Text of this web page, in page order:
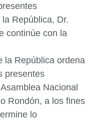
República, Dr.
continúe con la
la República ordena
presentes
Nacional
Rondón, a los fines
lo